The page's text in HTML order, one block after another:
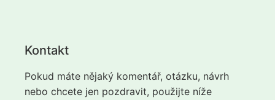
Kontakt
Pokud máte nějaký komentář, otázku, návrh
nebo chcete jen pozdravit, použijte níže